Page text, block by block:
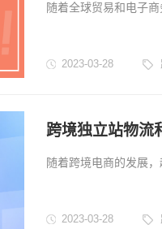
随着全球贸易和电子
2023-03-28
跨境独立站物流
随着跨境电商的发展
2023-03-28